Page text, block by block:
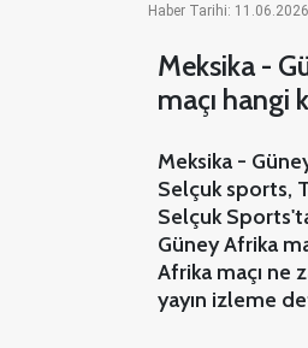
Haber Tarihi:
Meksika -
maçı hangi
Meksika -
Selçuk sports,
Selçuk
Güney Afrika
Afrika maçı ne
yayın izleme